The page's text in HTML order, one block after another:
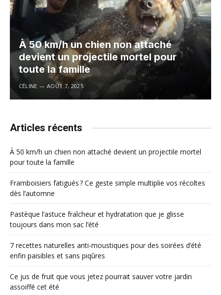
À 50 km/h un chien non attaché
devient un projectile mortel pour
toute la famille
CÉLINE AOÛT 7, 2025
Articles récents
À 50 km/h un chien non attaché devient un projectile mortel
pour toute la famille
Framboisiers fatigués ? Ce geste simple multiplie vos récoltes
dès l’automne
Pastèque l’astuce fraîcheur et hydratation que je glisse
toujours dans mon sac l’été
7 recettes naturelles anti-moustiques pour des soirées d’été
enfin paisibles et sans piqûres
Ce jus de fruit que vous jetez pourrait sauver votre jardin
assoiffé cet été